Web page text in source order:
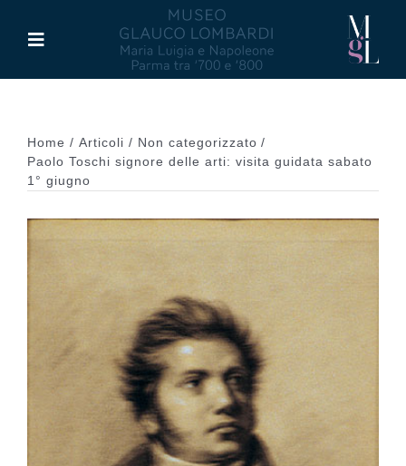
contenuto
Toggle
Maria Luigia d’Asburgo
Glauco Lombardi
Palazzo di Riserva
Pubblicazioni
Collezione
Home Articoli
Non categorizzato
Paolo Toschi signore delle arti: visita guidata sabato
1° giugno